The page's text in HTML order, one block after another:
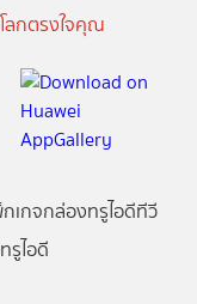
ลกตรงใจคุณ
เกจกล่องทรูไอดีทีวี
รูไอดี